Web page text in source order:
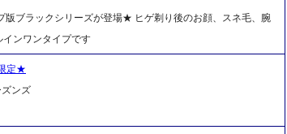
ブラックシリーズが登場★ ヒゲ剃り後のお顔、スネ毛、腕
ンワンタイプです
定★
ンズ